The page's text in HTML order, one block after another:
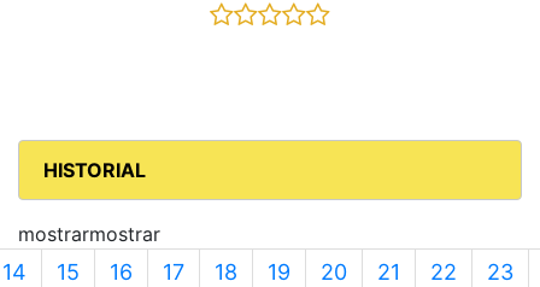
HISTORIAL
mostrarmostrar
14 15 16 17 18 19 20 21 22 23